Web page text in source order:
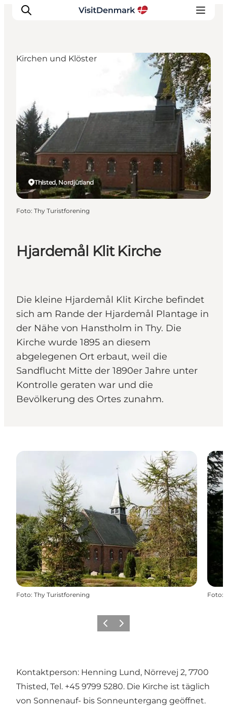
Regionen
Erlebnisse
Unterkünfte
Reiseplanung
Hjardemål Klit Kirche
Die kleine Hjardemål Klit Kirche befindet
sich am Rande der Hjardemål Plantage in
der Nähe von Hanstholm in Thy. Die
Kirche wurde 1895 an diesem
abgelegenen Ort erbaut, weil die
Sandflucht Mitte der 1890er Jahre unter
Kontrolle geraten war und die
Bevölkerung des Ortes zunahm.
Thisted, Nordjütland
Kirchen und Klöster
Foto: Thy Turistforening
Foto: Thy Turistforening Foto:
ZurückWeiter
Kontaktperson: Henning Lund, Nörrevej 2, 7700
Thisted, Tel. +45 9799 5280. Die Kirche ist täglich
von Sonnenauf- bis Sonneuntergang geöffnet.